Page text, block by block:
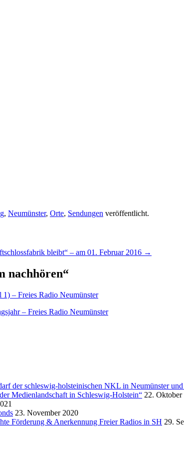
, Neumünster, Orte, Sendungen veröffentlicht.
bleibt“ – am 01. Februar 2016 →
nachhören“
– Freies Radio Neumünster
– Freies Radio Neumünster
der schleswig-holsteinischen NKL in Neumünster
Medienlandschaft in Schleswig-Holstein“ 22. Oktober
23. November 2020
Förderung & Anerkennung Freier Radios in SH 29.